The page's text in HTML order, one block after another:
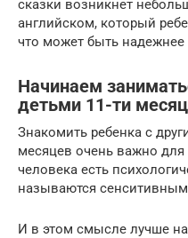
сказки возникнет
английском, который
что может быть надежнее
Начинаем
детьми 11-ти
Знакомить ребенка с
месяцев очень важно
человека есть
называются
И в этом смысле лучше